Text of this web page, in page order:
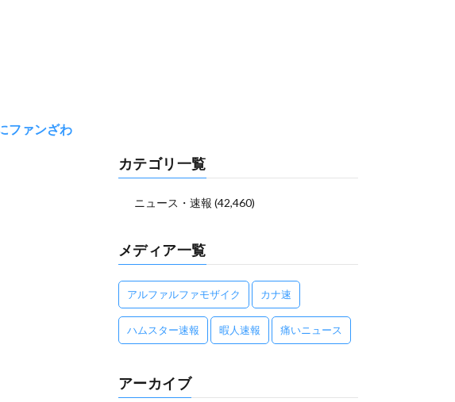
ファンざわ
カテゴリ一覧
ニュース・速報 (42,460)
メディア一覧
アルファルファモザイク カナ速
ハムスター速報 暇人速報 痛いニュース
アーカイブ